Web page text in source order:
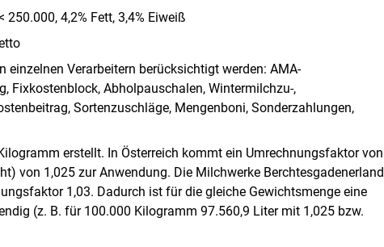
4,2% Fett, 3,4% Eiweiß
einzelnen Verarbeitern berücksichtigt werden: AMA-
Fixkostenblock, Abholpauschalen, Wintermilchzu-,
Sortenzuschläge, Mengenboni, Sonderzahlungen,
erstellt. In Österreich kommt ein Umrechnungsfaktor von
von 1,025 zur Anwendung. Die Milchwerke Berchtesgadenerland
1,03. Dadurch ist für die gleiche Gewichtsmenge eine
(z. B. für 100.000 Kilogramm 97.560,9 Liter mit 1,025 bzw.